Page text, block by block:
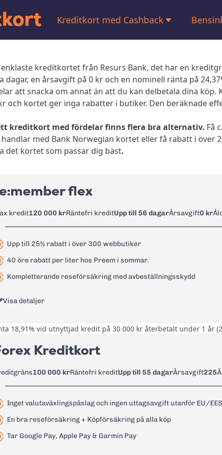
Kreditkort med Cashback
Kreditkort med bonus
Kreditkort med låg ränta
Kreditkort för resor
Kreditkort utan valutapåslag
enklaste kreditkortet från Resurs Bank, det har en
dagar, en årsavgift på 0 kr och en nominell ränta på
att snacka om annat än att du kan delbetala dina köp.
och kortet ger inga rabatter i butiker. Den beräknade
kreditkort med fördelar finns flera bra alternativ. Få
med Bank Norwegian kortet eller få rabatt i över
det kortet som passar dig bäst.
flex
kredit120 000 krRäntefri kreditUpp till 56 dagarÅrsavgift0 kr
Upp till 25% rabatt i över 300 webbutiker
40 öre rabatt per liter hos Preem i sommar.
Kompletterande reseförsäkring med avbeställningsskydd
Visa detaljer
Upp till 25% rabatt i över 300
0 kr
8,10% - 18,90%
3 %, lägst 35 kr
18,91% vid utnyttjad kredit på 30 000 kr återbetalt under 1 år
Kreditkort
100 000 krRäntefri kreditUpp till 55 dagarÅrsavgift225
Inget valutaväxlingspåslag och ingen uttagsavgift utanför EU/EES
En bra reseförsäkring + Köpförsäkring på alla köp
Tar Google Pay, Apple Pay & Garmin Pay